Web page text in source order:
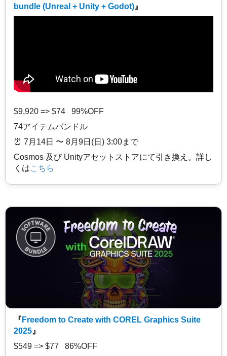
bundle (Unreal + Unity + Godot) 』
$9,920 => $74 99%OFF
74アイテムバンドル
⏰️ 7月14日 〜 8月9日(日) 3:00まで
Cosmos 及び Unityアセットストアにて引き換え。詳し
くはこちら
『 Freedom to Create with COREL Graphics Suite
2025 』
$549 => $77 86%OFF